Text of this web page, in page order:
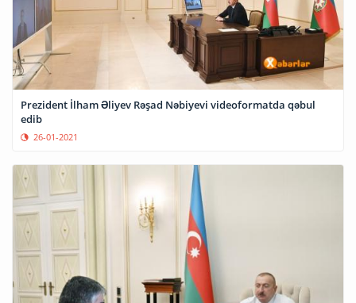
Prezident İlham Əliyev Rəşad Nəbiyevi videoformatda qəbul
edib
26-01-2021